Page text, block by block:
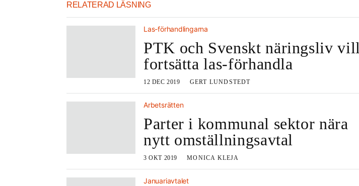
RELATERAD LÄSNING
Las-förhandlingarna
PTK och Svenskt näringsliv vill
fortsätta las-förhandla
12 DEC 2019 GERT LUNDSTEDT
Arbetsrätten
Parter i kommunal sektor nära
nytt omställningsavtal
3 OKT 2019 MONICA KLEJA
Januariavtalet